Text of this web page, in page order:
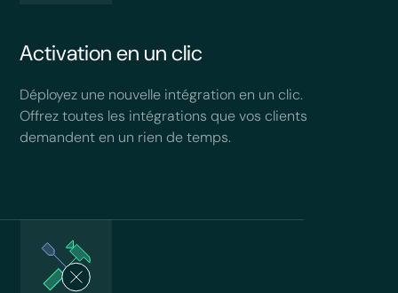
Activation en un clic
Déployez une nouvelle intégration en un clic.
Offrez toutes les intégrations que vos clients
demandent en un rien de temps.